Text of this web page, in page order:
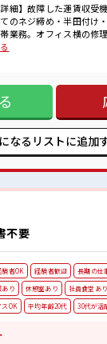
ュニケーションも取り
り！
♪
詳細】故障した運賃収受
のネジ締め・半田付け
業務。オフィス横の修
取扱製品情報】バス等に
≫ これまでの経験を活
丈夫♪ 経験はちょっと
ハリを≫ 残業はほとん
ともあります♪ ≪機能
の悩み解消♪ ■職場の雰囲気 『少人数』
ュニケーションも取りや
に集中♪
なるリストに追加
不要
験者OK 経験者歓迎 長期の仕
あり
休憩室あり 社員食堂あり
スOK
平均年齢20代 30代が活